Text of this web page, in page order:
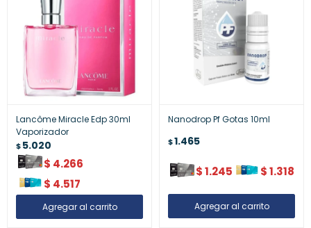
Lancôme Miracle Edp 30ml
Vaporizador
$5.020
$ 4.266
$ 4.517
Nanodrop Pf Gotas 10ml
$1.465
$1.245 $1.318